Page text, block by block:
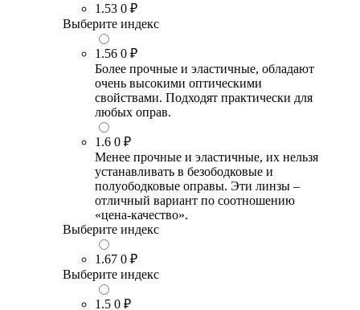
1.53 0 ₽
Выберите индекс
1.56 0 ₽
Более прочные и эластичные, обладают
очень высокими оптическими
свойствами. Подходят практически для
любых оправ.
1.6 0 ₽
Менее прочные и эластичные, их нельзя
устанавливать в безободковые и
полуободковые оправы. Эти линзы –
отличный вариант по соотношению
«цена-качество».
Выберите индекс
1.67 0 ₽
Выберите индекс
1.5 0 ₽